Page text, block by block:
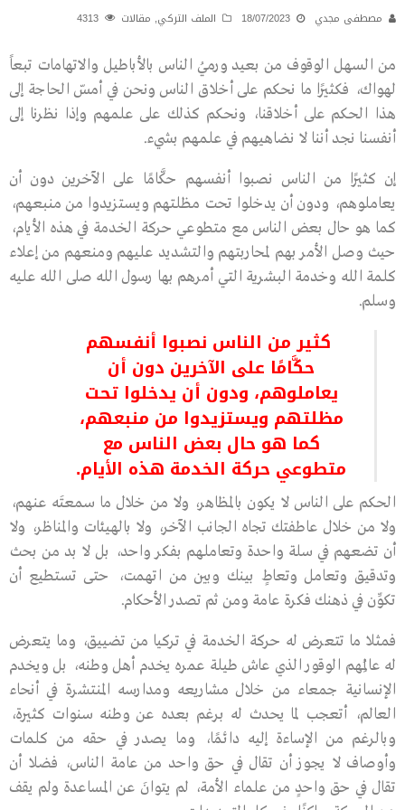
مصطفى مجدي 18/07/2023 الملف التركي, مقالات
من السهل الوقوف من بعيد ورميُ الناس بالأباطيل والاتهامات تبعاً
لهواك، فكثيرًا ما نحكم على أخلاق الناس ونحن في أمسّ الحاجة إلى
هذا الحكم على أخلاقنا، ونحكم كذلك على علمهم وإذا نظرنا إلى
أنفسنا نجد أننا لا نضاهيهم في علمهم بشيء.
إن كثيرًا من الناس نصبوا أنفسهم حكَّامًا على الآخرين دون أن
يعاملوهم، ودون أن يدخلوا تحت مظلتهم ويستزيدوا من منبعهم،
كما هو حال بعض الناس مع متطوعي حركة الخدمة في هذه الأيام،
حيث وصل الأمر بهم لمحاربتهم والتشديد عليهم ومنعهم من إعلاء
كلمة الله وخدمة البشرية التي أمرهم بها رسول الله صلى الله عليه
وسلم.
كثير من الناس نصبوا أنفسهم
حكَّامًا على الآخرين دون أن
يعاملوهم، ودون أن يدخلوا تحت
مظلتهم ويستزيدوا من منبعهم،
كما هو حال بعض الناس مع
متطوعي حركة الخدمة هذه الأيام.
الحكم على الناس لا يكون بالمظاهر، ولا من خلال ما سمعتَه عنهم،
ولا من خلال عاطفتك تجاه الجانب الآخر، ولا بالهيئات والمناظر، ولا
أن تضعهم في سلة واحدة وتعاملهم بفكر واحد، بل لا بد من بحث
وتدقيق وتعامل وتعاطٍ بينك وبين من اتهمت، حتى تستطيع أن
تكوِّن في ذهنك فكرة عامة ومن ثم تصدر الأحكام.
فمثلا ما تتعرض له حركة الخدمة في تركيا من تضييق، وما يتعرض
له عالِمُهم الوقور الذي عاش طيلة عمره يخدم أهل وطنه، بل ويخدم
الإنسانية جمعاء من خلال مشاريعه ومدارسه المنتشرة في أنحاء
العالم، أتعجب لما يحدث له برغم بعده عن وطنه سنوات كثيرة،
وبالرغم من الإساءة إليه دائمًا، وما يصدر في حقه من كلمات
وأوصاف لا يجوز أن تقال في حق واحد من عامة الناس، فضلا أن
تقال في حق واحدٍ من علماء الأمة، لم يتوانَ عن المساعدة ولم يقف